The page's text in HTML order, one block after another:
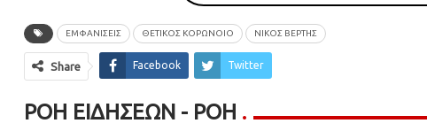
ΕΜΦΑΝΙΣΕΙΣ ΘΕΤΙΚΟΣ ΚΟΡΩΝΟΙΟ ΝΙΚΟΣ ΒΕΡΤΗΣ
Share Facebook Twitter
ΡΟΉ ΕΙΔΉΣΕΩΝ - ΡΟΗ